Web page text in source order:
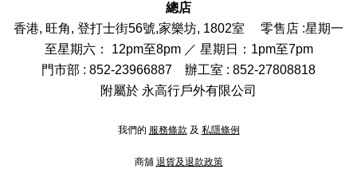
總店
香港, 旺角, 登打士街56號,家樂坊, 1802室 零售店 :星期一
至星期六： 12pm至8pm ／ 星期日：1pm至7pm
門市部 : 852-23966887 辦工室 : 852-27808818
附屬於 永高行戶外有限公司
我們的 服務條款 及 私隱條例
商舖 退貨及退款政策